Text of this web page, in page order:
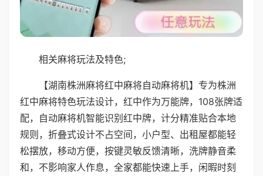
相关麻将玩法及特色;
【湖南株洲麻将红中麻将自动麻将机】专为株洲
红中麻将特色玩法设计，红中作为万能牌，108张牌适
配，自动麻将机智能识别红中牌，计分精准贴合本地
规则，折叠式设计不占空间，小户型、出租屋都能轻
松摆放，移动方便，按键灵敏反馈清晰，洗牌静音柔
和，不影响家人作息，全家都能快速上手，闲暇时刻